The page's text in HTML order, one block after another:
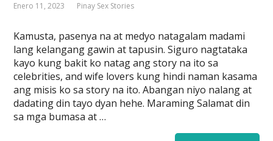
Enero 11, 2023 Pinay Sex Stories
Kamusta, pasenya na at medyo natagalam madami
lang kelangang gawin at tapusin. Siguro nagtataka
kayo kung bakit ko natag ang story na ito sa
celebrities, and wife lovers kung hindi naman kasama
ang misis ko sa story na ito. Abangan niyo nalang at
dadating din tayo dyan hehe. Maraming Salamat din
sa mga bumasa at …